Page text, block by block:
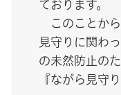
ております。
このことから
見守りに関わ
の未然防止の
『ながら見守